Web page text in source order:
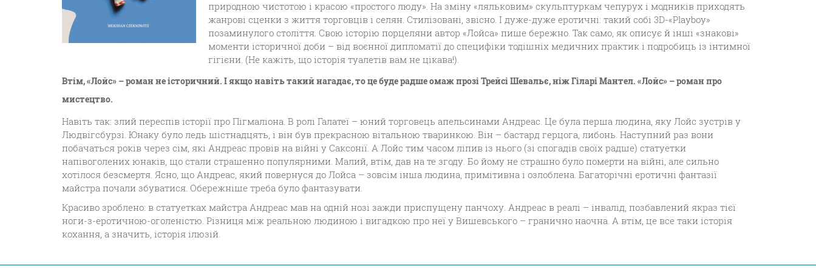
природною чистотою і красою «простого люду». На зміну «ляльковим» скульптуркам чепурух і модників приходять
жанрові сценки з життя торговців і селян. Стилізовані, звісно. І дуже-дуже еротичні: такий собі 3D-«Playboy»
позаминулого століття. Свою історію порцеляни автор «Лойса» пише бережно. Так само, як описує й інші «знакові»
моменти історичної доби – від воєнної дипломатії до специфіки тодішніх медичних практик і подробиць із інтимної
гігієни. (Не кажіть, що історія туалетів вам не цікава!).
Втім, «Лойс» – роман не історичний. І якщо навіть такий нагадає, то це буде радше омаж прозі Трейсі Шевальє, ніж Гіларі Мантел. «Лойс» – роман про
мистецтво.
Навіть так: злий переспів історії про Пігмаліона. В ролі Галатеї – юний торговець апельсинами Андреас. Це була перша людина, яку Лойс зустрів у
Людвігсбурзі. Юнаку було ледь шістнадцять, і він був прекрасною вітальною тваринкою. Він – бастард герцога, либонь. Наступний раз вони
побачаться років через сім, які Андреас провів на війні у Саксонії. А Лойс тим часом ліпив із нього (зі спогадів своїх радше) статуетки
напівоголених юнаків, що стали страшенно популярними. Малий, втім, дав на те згоду. Бо йому не страшно було померти на війні, але сильно
хотілося безсмертя. Ясно, що Андреас, який повернуся до Лойса – зовсім інша людина, примітивна і озлоблена. Багаторічні еротичні фантазії
майстра почали збуватися. Обережніше треба було фантазувати.
Красиво зроблено: в статуетках майстра Андреас мав на одній нозі зажди приспущену панчоху. Андреас в реалі – інвалід, позбавлений якраз тієї
ноги-з-еротичною-оголеністю. Різниця між реальною людиною і вигадкою про неї у Вишевського – гранично наочна. А втім, це все таки історія
кохання, а значить, історія ілюзій.